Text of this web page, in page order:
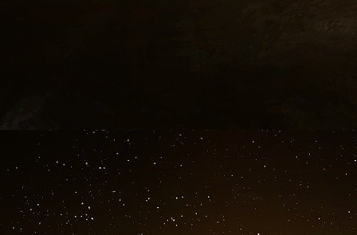
route de la destruction de la France.
Marine Le Pen a peut-être choisi une autre
la recomposition des Républicains avec
changera pas notre destin.